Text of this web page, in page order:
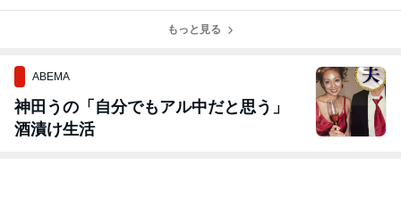
たら気にかけて
もっと見る
ABEMA
神田うの「自分でもアル中だと思う」
酒漬け生活